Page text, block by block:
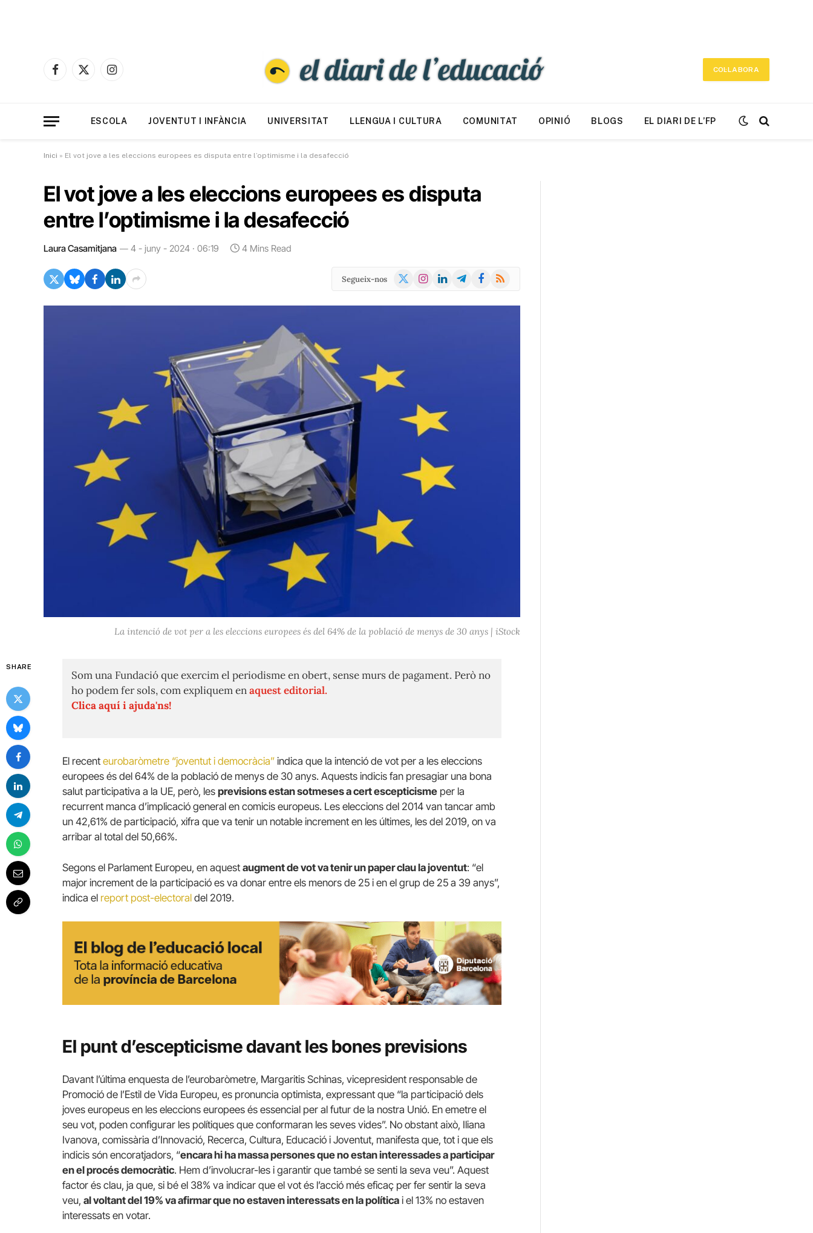
Facebook
X
Instagram
COL·LABORA
ESCOLA JOVENTUT I INFÀNCIA UNIVERSITAT LLENGUA I CULTURA COMUNITAT OPINIÓ BLOGS EL DIARI DE L’FP
Inici » El vot jove a les eleccions europees es disputa entre l’optimisme i la desafecció
El vot jove a les eleccions europees es disputa
entre l’optimisme i la desafecció
Laura Casamitjana 4 - juny - 2024 · 06:19 4 Mins Read
Segueix-nos
X
Instagram
LinkedInTelegramFacebook
RSS
La intenció de vot per a les eleccions europees és del 64% de la població de menys de 30 anys | iStock
SHARE
Som una Fundació que exercim el periodisme en obert, sense murs de pagament. Però no
ho podem fer sols, com expliquem enaquest editorial.
Clica aquí i ajuda'ns!
El recent eurobaròmetre “joventut i democràcia” indica que la intenció de vot per a les eleccions
europees és del 64% de la població de menys de 30 anys. Aquests indicis fan presagiar una bona
salut participativa a la UE, però, les previsions estan sotmeses a cert escepticisme per la
recurrent manca d’implicació general en comicis europeus. Les eleccions del 2014 van tancar amb
un 42,61% de participació, xifra que va tenir un notable increment en les últimes, les del 2019, on va
arribar al total del 50,66%.
Segons el Parlament Europeu, en aquest augment de vot va tenir un paper clau la joventut: “el
major increment de la participació es va donar entre els menors de 25 i en el grup de 25 a 39 anys”,
indica el report post-electoral del 2019.
El punt d’escepticisme davant les bones previsions
Davant l’última enquesta de l’eurobaròmetre, Margaritis Schinas, vicepresident responsable de
Promoció de l’Estil de Vida Europeu, es pronuncia optimista, expressant que “la participació dels
joves europeus en les eleccions europees és essencial per al futur de la nostra Unió. En emetre el
seu vot, poden configurar les polítiques que conformaran les seves vides”. No obstant això, Iliana
Ivanova, comissària d’Innovació, Recerca, Cultura, Educació i Joventut, manifesta que, tot i que els
indicis són encoratjadors, “encara hi ha massa persones que no estan interessades a participar
en el procés democràtic. Hem d’involucrar-les i garantir que també se senti la seva veu”. Aquest
factor és clau, ja que, si bé el 38% va indicar que el vot és l’acció més eficaç per fer sentir la seva
veu, al voltant del 19% va afirmar que no estaven interessats en la política i el 13% no estaven
interessats en votar.